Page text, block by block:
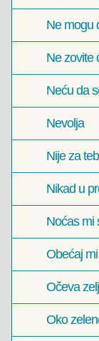
Ne mogu
Ne zovite
Neću da
Nevolja
Nije za
Nikad u
Noćas mi
Obećaj mi
Očeva
Oko